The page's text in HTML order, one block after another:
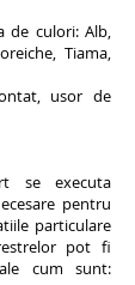
de culori: Alb,
Tiama,
usor de
se executa
pentru
particulare
pot fi
cum sunt: